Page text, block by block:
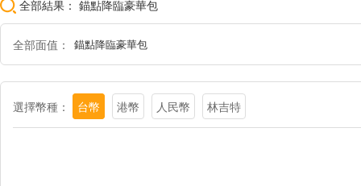
全部結果： 錨點降臨豪華包
全部面值： 錨點降臨豪華包
選擇幣種： 台幣 港幣 人民幣 林吉特